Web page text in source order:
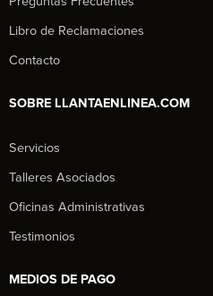
Libro de Reclamaciones
Contacto
SOBRE LLANTAENLINEA.COM
Servicios
Talleres Asociados
Oficinas Administrativas
Testimonios
MEDIOS DE PAGO